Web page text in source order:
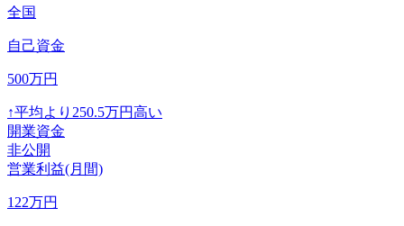
全国
自己資金
500万円
↑平均より 250.5万円高い
開業資金
非公開
営業利益(月間)
122万円